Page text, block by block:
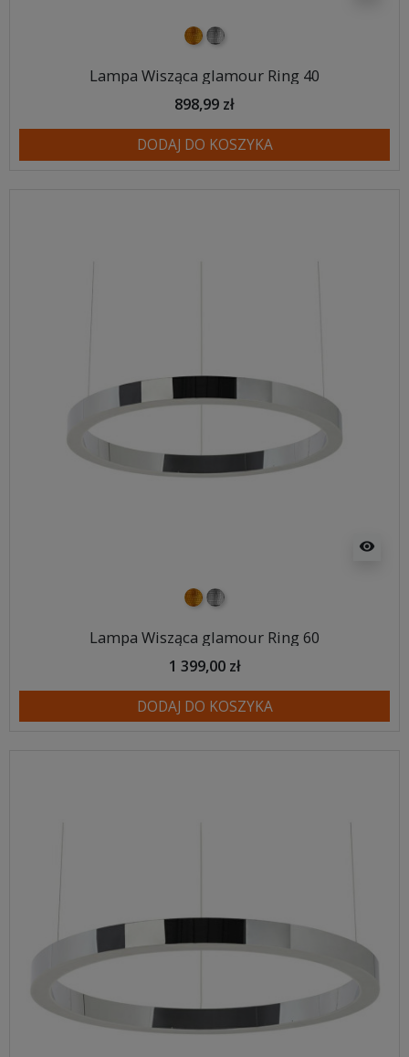
złotysrebrny
Lampa Wisząca glamour Ring 40
898,99 zł
DODAJ DO KOSZYKA
visibility
złotysrebrny
Lampa Wisząca glamour Ring 60
1 399,00 zł
DODAJ DO KOSZYKA